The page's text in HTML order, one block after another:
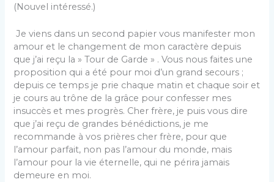
(Nouvel intéressé.)
Je viens dans un second papier vous manifester mon
amour et le changement de mon caractère depuis
que j’ai reçu la » Tour de Garde » . Vous nous faites une
proposition qui a été pour moi d’un grand secours ;
depuis ce temps je prie chaque matin et chaque soir et
je cours au trône de la grâce pour confesser mes
insuccès et mes progrès. Cher frère, je puis vous dire
que j’ai reçu de grandes bénédictions, je me
recommande à vos prières cher frère, pour que
l’amour parfait, non pas l’amour du monde, mais
l’amour pour la vie éternelle, qui ne périra jamais
demeure en moi.